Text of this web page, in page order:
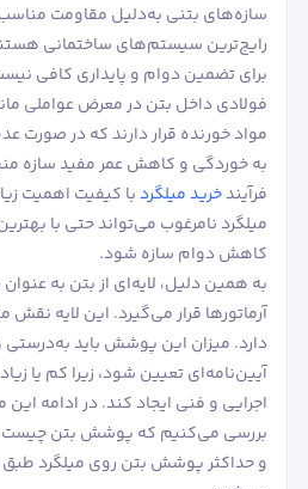
سازه‌های بتنی به‌دلیل مقاومت مناسب
رایج‌ترین سیستم‌های ساختمانی
برای تضمین دوام و پایداری کافی
فولادی داخل بتن در معرض عواملی
مواد خورنده قرار دارند که در
به خوردگی و کاهش عمر مفید سازه
فرآیندخرید میلگردبا کیفیت اهمیت
میلگرد نامرغوب می‌تواند حتی با
کاهش دوام سازه شود.
به همین دلیل، لایه‌ای از بتن به
آرماتورها قرار می‌گیرد. این لایه
دارد. میزان این پوشش باید
آیین‌نامه‌ای تعیین شود، زیرا کم یا
اجرایی و فنی ایجاد کند. در ادامه
بررسی می‌کنیم که پوشش بتن چیست،
و حداکثر پوشش بتن روی میلگرد طبق